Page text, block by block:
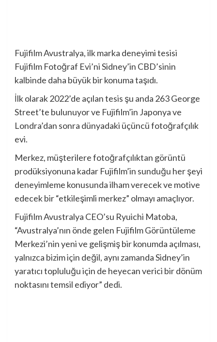
Fujifilm Avustralya, ilk marka deneyimi tesisi
Fujifilm Fotoğraf Evi’ni Sidney’in CBD’sinin
kalbinde daha büyük bir konuma taşıdı.
İlk olarak 2022’de açılan tesis şu anda 263 George
Street’te bulunuyor ve Fujifilm’in Japonya ve
Londra’dan sonra dünyadaki üçüncü fotoğrafçılık
evi.
Merkez, müşterilere fotoğrafçılıktan görüntü
prodüksiyonuna kadar Fujifilm’in sunduğu her şeyi
deneyimleme konusunda ilham verecek ve motive
edecek bir “etkileşimli merkez” olmayı amaçlıyor.
Fujifilm Avustralya CEO’su Ryuichi Matoba,
“Avustralya’nın önde gelen Fujifilm Görüntüleme
Merkezi’nin yeni ve gelişmiş bir konumda açılması,
yalnızca bizim için değil, aynı zamanda Sidney’in
yaratıcı topluluğu için de heyecan verici bir dönüm
noktasını temsil ediyor” dedi.